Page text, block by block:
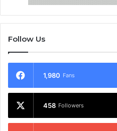
Follow Us
1,980 Fans
458 Followers